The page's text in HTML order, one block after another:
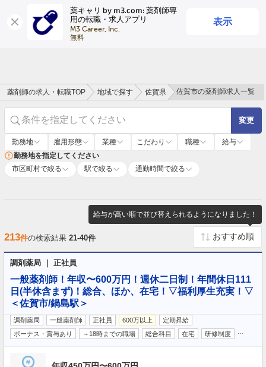
薬キャリ by m3.com: 薬剤師専
用の転職・求人アプリ
M3 Career, Inc.
無料
表示
ログイン
薬剤師の求人・転職TOP 地域で探す 佐賀県 佐賀市の薬剤師求人一覧
条件を指定してください 変更
勤務地 雇用形態 業種 こだわり 職種
給与
勤務地を指定してください
市区町村で絞る
駅で絞る 通勤時間で絞る
給与が高い順で並び替えられるようになりました！
213件の検索結果 21-40件
調剤薬局 ｜ 正社員
一般薬剤師！年収〜600万円！週休二日制！年間休日111
日(半休含まず)！総合、ほか、在宅！▽福利厚生充実！▽
＜佐賀市/鍋島駅＞
調剤薬局 一般薬剤師 正社員 600万以上
定期昇給
ボーナス・賞与あり
～18時までの職場 総合科目 在宅 研修制度